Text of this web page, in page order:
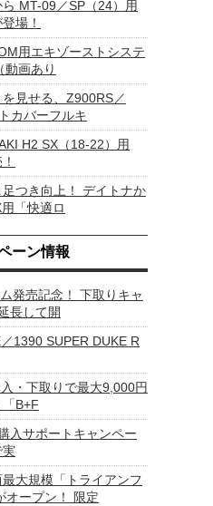
MT-09／SP（24）用
場！
用エキゾーストシステ
動画あり
見せる、Z900RS／
カバーフルキ
H2 SX（18-22）用
つき向上！ デイトナか
「快適ロ
ーン情報
発売記念！ 下取りキャ
長して開
1390 SUPER DUKE R
・下取りで最大9,000円
B+F
入サポートキャンペー
実
最大規模「トライアンフ
オープン！ 限定